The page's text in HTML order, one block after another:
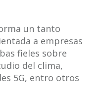
un tanto
a empresas
fieles sobre
del clima,
5G, entro otros